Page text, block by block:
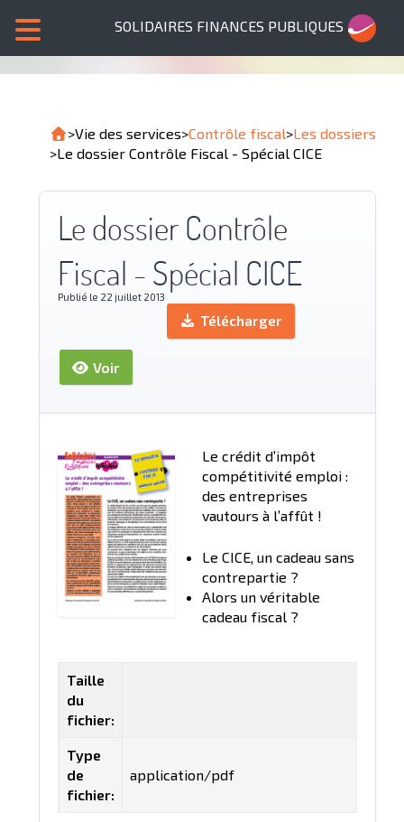
SOLIDAIRES FINANCES PUBLIQUES
>Vie des services>Contrôle fiscal>Les dossiers
>Le dossier Contrôle Fiscal - Spécial CICE
Le dossier Contrôle
Fiscal - Spécial CICE
Publié le 22 juillet 2013
Télécharger
Voir
Le crédit d’impôt
compétitivité emploi :
des entreprises
vautours à l’affût !
Le CICE, un cadeau sans
contrepartie ?
Alors un véritable
cadeau fiscal ?
Taille
du
fichier:
Type
de
fichier:
application/pdf